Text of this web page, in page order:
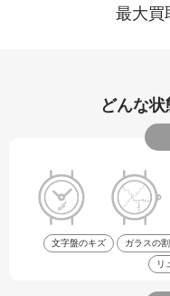
最大買
どんな
文字盤のキズ ガラスの割
リ